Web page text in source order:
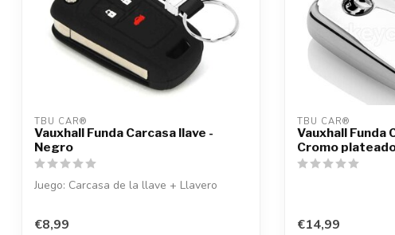
TBU CAR®
Vauxhall Funda Carcasa llave -
Negro
Juego: Carcasa de la llave + Llavero
€8,99
TBU CAR®
Vauxhall Funda
Cromo
€14,99